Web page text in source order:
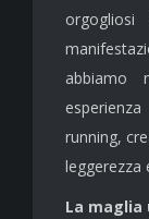
abbiamo
running,
leggerezza
La maglia